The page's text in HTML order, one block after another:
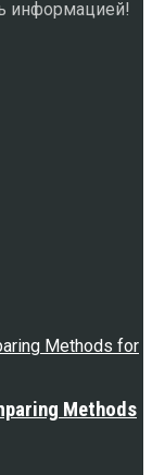
информацией!
Methods